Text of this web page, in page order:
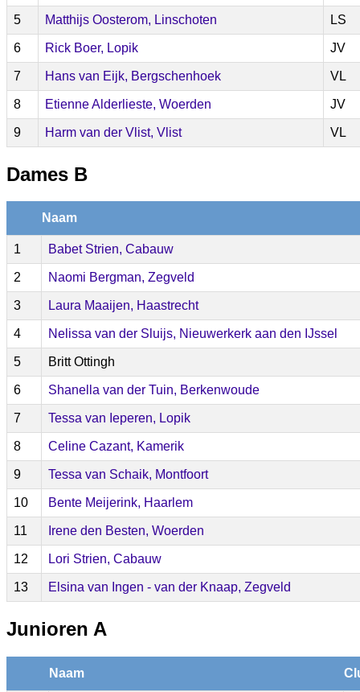
5 Matthijs Oosterom, Linschoten LS
6 Rick Boer, Lopik JV
7 Hans van Eijk, Bergschenhoek VL
8 Etienne Alderlieste, Woerden JV
9 Harm van der Vlist, Vlist VL
Dames B
Naam
1 Babet Strien, Cabauw
2 Naomi Bergman, Zegveld
3 Laura Maaijen, Haastrecht
4 Nelissa van der Sluijs, Nieuwerkerk aan den IJssel
5 Britt Ottingh
6 Shanella van der Tuin, Berkenwoude
7 Tessa van Ieperen, Lopik
8 Celine Cazant, Kamerik
9 Tessa van Schaik, Montfoort
10 Bente Meijerink, Haarlem
11 Irene den Besten, Woerden
12 Lori Strien, Cabauw
13 Elsina van Ingen - van der Knaap, Zegveld
Junioren A
Naam